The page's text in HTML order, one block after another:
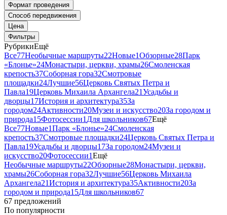
Формат проведения
Способ передвижения
Цена
Фильтры
РубрикиЕщё
Все77Необычные маршруты22Новые1Обзорные28Парк
«Блонье»24Монастыри, церкви, храмы26Смоленская
крепость37Соборная гора32Смотровые
площадки24Лучшие56Церковь Святых Петра и
Павла19Церковь Михаила Архангела21Усадьбы и
дворцы17История и архитектура35За
городом24Активности20Музеи и искусство20За городом и
природа15Фотосессии1 Для школьников67Ещё
Все77Новые1Парк «Блонье»24Смоленская
крепость37Смотровые площадки24Церковь Святых Петра и
Павла19Усадьбы и дворцы17За городом24Музеи и
искусство20Фотосессии1Ещё
Необычные маршруты22Обзорные28Монастыри, церкви,
храмы26Соборная гора32Лучшие56Церковь Михаила
Архангела21История и архитектура35Активности20За
городом и природа15Для школьников67
67 предложений
По популярности